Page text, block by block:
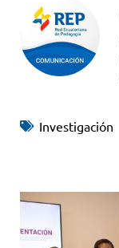
Investigación